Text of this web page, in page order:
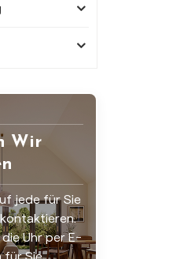
Wir
jede für Sie
Uhr per E-